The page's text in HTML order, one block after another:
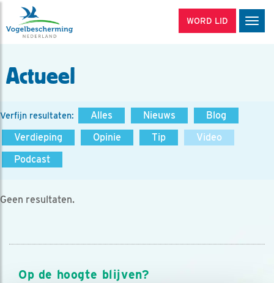
WORD LID
Actueel
Verfijn resultaten: Alles Nieuws
Blog
Verdieping
Opinie Tip
Video
Podcast
Geen resultaten.
Op de hoogte blijven?